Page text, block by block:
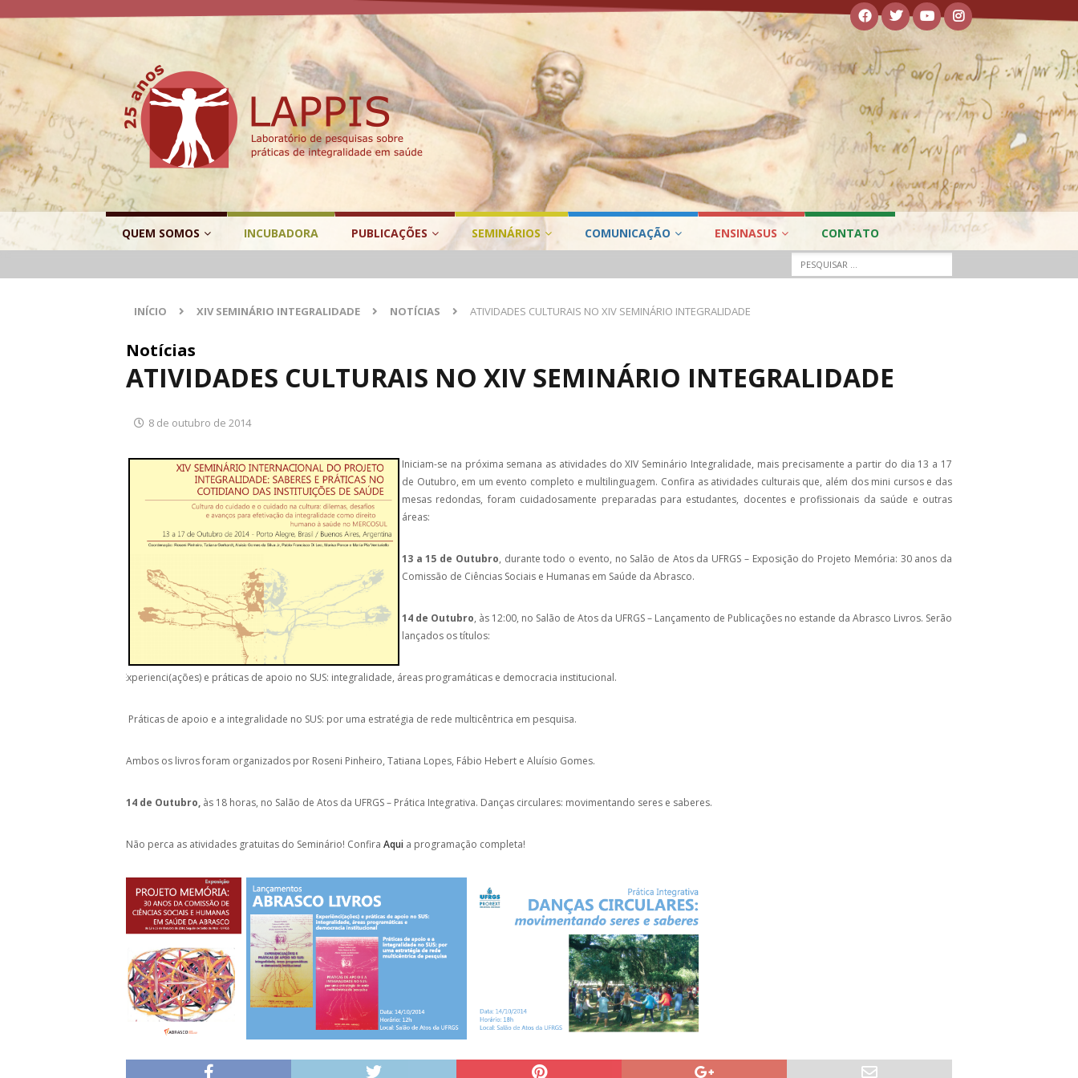
QUEM SOMOS INCUBADORA PUBLICAÇÕES SEMINÁRIOS COMUNICAÇÃO ENSINASUS CONTATO
INÍCIO XIV SEMINÁRIO INTEGRALIDADE NOTÍCIAS ATIVIDADES CULTURAIS NO XIV SEMINÁRIO INTEGRALIDADE
Notícias
ATIVIDADES CULTURAIS NO XIV SEMINÁRIO INTEGRALIDADE
8 de outubro de 2014
Iniciam-se na próxima semana as atividades do XIV Seminário Integralidade, mais precisamente a partir do dia 13 a 17
de Outubro, em um evento completo e multilinguagem. Confira as atividades culturais que, além dos mini cursos e das
mesas redondas, foram cuidadosamente preparadas para estudantes, docentes e profissionais da saúde e outras
áreas:
13 a 15 de Outubro, durante todo o evento, no Salão de Atos da UFRGS – Exposição do Projeto Memória: 30 anos da
Comissão de Ciências Sociais e Humanas em Saúde da Abrasco.
14 de Outubro, às 12:00, no Salão de Atos da UFRGS – Lançamento de Publicações no estande da Abrasco Livros. Serão
lançados os títulos:
Experienci(ações) e práticas de apoio no SUS: integralidade, áreas programáticas e democracia institucional.
– – Práticas de apoio e a integralidade no SUS: por uma estratégia de rede multicêntrica em pesquisa.
Ambos os livros foram organizados por Roseni Pinheiro, Tatiana Lopes, Fábio Hebert e Aluísio Gomes.
14 de Outubro, às 18 horas, no Salão de Atos da UFRGS – Prática Integrativa. Danças circulares: movimentando seres e saberes.
Não perca as atividades gratuitas do Seminário! Confira Aqui a programação completa!